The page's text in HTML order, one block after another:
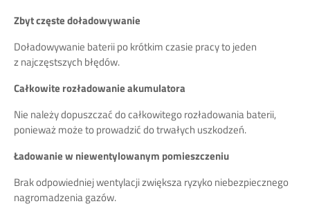
Zbyt częste doładowywanie
Doładowywanie baterii po krótkim czasie pracy to jeden
z najczęstszych błędów.
Całkowite rozładowanie akumulatora
Nie należy dopuszczać do całkowitego rozładowania baterii,
ponieważ może to prowadzić do trwałych uszkodzeń.
Ładowanie w niewentylowanym pomieszczeniu
Brak odpowiedniej wentylacji zwiększa ryzyko niebezpiecznego
nagromadzenia gazów.